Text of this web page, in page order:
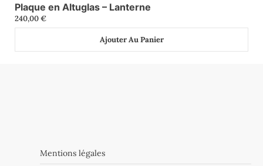
0
Plaque en Altuglas – Lanterne
240,00€
Ajouter Au Panier
Mentions légales